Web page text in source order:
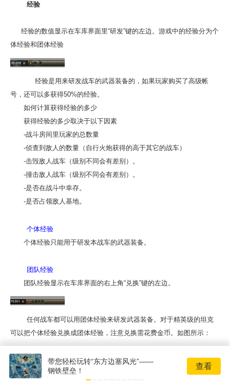
经验
经验的数值显示在车库界面里“研发”键的左边。游戏中的经验分为个
体经验和团体经验
经验是用来研发战车的武器装备的，如果玩家购买了高级帐
号，还可以多获得50%的经验。
如何计算获得经验的多少
获得经验的多少取决于以下因素
-战斗房间里玩家的总数量
-侦查到敌人的数量（自行火炮获得的高于其它的战车）
-击毁敌人战车（级别不同会有差别）。
-撞击敌人战车（级别不同会有差别）。
-是否在战斗中幸存。
-是否占领敌人基地。
个体经验
个体经验只能用于研发本战车的武器装备。
团队经验
团队经验显示在车库界面的右上角“兑换”键的左边。
任何战车都可以用团体经验来研发武器装备。对于精英级的坦克
可以把个体经验兑换成团体经验，注意兑换需花费金币。如图所示：
带您轻松玩转“东方边塞风光”——
钢铁壁垒！
查看